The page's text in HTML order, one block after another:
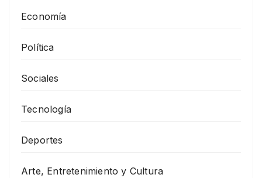
Economía
Política
Sociales
Tecnología
Deportes
Arte, Entretenimiento y Cultura